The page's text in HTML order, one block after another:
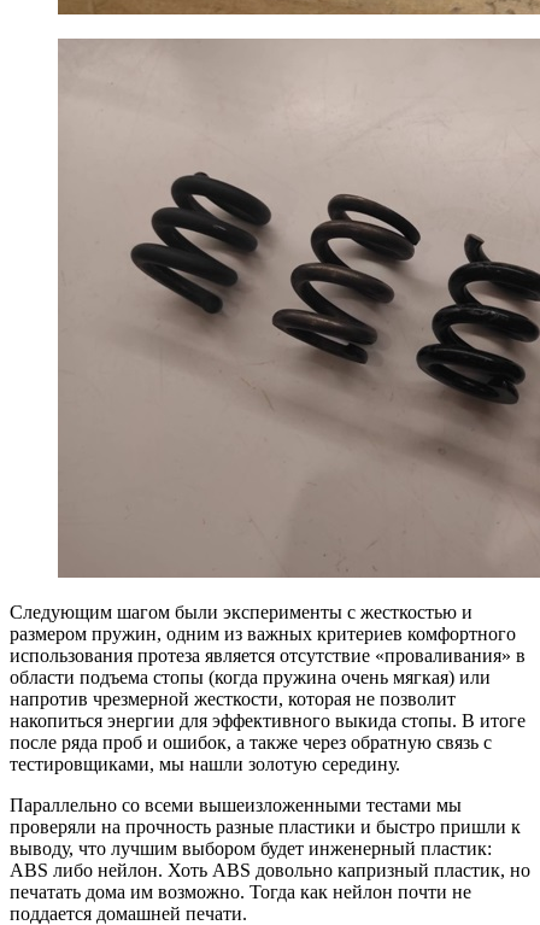
Следующим шагом были эксперименты с жесткостью и
размером пружин, одним из важных критериев комфортного
использования протеза является отсутствие «проваливания» в
области подъема стопы (когда пружина очень мягкая) или
напротив чрезмерной жесткости, которая не позволит
накопиться энергии для эффективного выкида стопы. В итоге
после ряда проб и ошибок, а также через обратную связь с
тестировщиками, мы нашли золотую середину.
Параллельно со всеми вышеизложенными тестами мы
проверяли на прочность разные пластики и быстро пришли к
выводу, что лучшим выбором будет инженерный пластик:
ABS либо нейлон. Хоть ABS довольно капризный пластик, но
печатать дома им возможно. Тогда как нейлон почти не
поддается домашней печати.